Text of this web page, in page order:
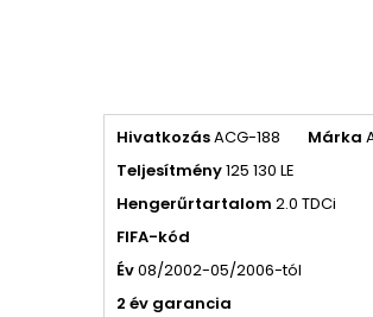
HivatkozásACG-188 Márka
Teljesítmény125 130 LE
Hengerűrtartalom 2.0 TDCi
FIFA-kód
Év08/2002-05/2006-tól
2 év garancia